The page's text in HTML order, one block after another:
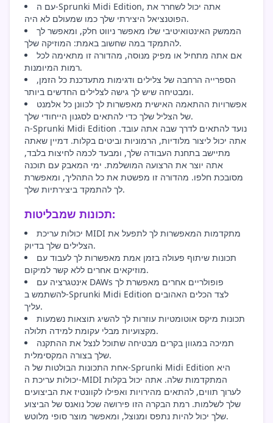
עם ה-Sprunki Midi Edition, אתה יכול לשחרר את
הפוטנציאל היצירתי שלך כמו שמעולם לא היה.
הממשק האינטואיטיבי שלו מאפשר ניווט חלק, ומאפשר לך
להתמקד במה שחשוב באמת: המוזיקה שלך.
אם אתה מתחיל או מפיק מנוסה, מהדורה זו מתאימה לכל
רמות המיומנות.
הספרייה הרחבה של צלילים ודגימות מתעדכנת כל הזמן,
ומבטיחה שיש לך גישה לצלילים החדשים ביותר.
אפשרויות ההתאמה האישית מאפשרות לך לכוונן כל אלמנט
של הצליל שלך כדי להתאים לסגנון הייחודי שלך.
ה-Sprunki Midi Edition נועד להתאים לדרך שבה אתה עובד.
אתה יכול ליצור מלודיות, הרמוניות וביטים בקלות. דמיין שאתה
מתיישב בתחנת העבודה שלך, ומבעד לכמה לחיצות בלבד,
אתה יוצר את הרצועה המושלמת. ימי המאבק עם תוכנה
מסובכת חלפו. מהדורה זו מפשטת את כל התהליך, ומאפשרת
לך להתמקד ביצירתיות שלך.
תכונות שמבליטות:
יכולות עריכת MIDI מתקדמות המאפשרות לך לתפעל את
הצלילים שלך בדיוק.
תכונות שיתוף פעולה בזמן אמת מאפשרות לך לעבוד עם
מוזיקאים אחרים ללא קשר למיקום.
אינטגרציה עם DAWs פופולריים אחרים מאפשרת לך
להשתמש ב-Sprunki Midi Edition לצד הכלים האהובים
עליך.
תכונות מיקס אוטומטיות עוזרות לך להשיג תוצאות נשמעות
מקצועיות מבלי עקומת למידה תלולה.
תמיכה במגוון בקרים מבטיחה שתוכל לנצל את ההתקנה
שלך בצורה המקסימלית.
אחת התכונות הבולטות של ה-Sprunki Midi Edition היא
יכולות עריכת ה-MIDI המתקדמות שלה. אתה יכול בקלות
לערוך תווים, להתאים מהירויות ואפילו לקוונטיז את הביצועים
שלך לשלמות. רמת הבקרה הזו פירושה שכל נואנס של הביצוע
שלך יכול להיות נתפס ומנוצל, ומאפשר מוצר סופי מלוטש.